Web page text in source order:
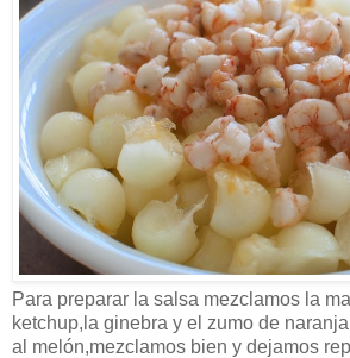
Para preparar la salsa mezclamos la
ketchup,la ginebra y el zumo de
al melón,mezclamos bien y dejamos